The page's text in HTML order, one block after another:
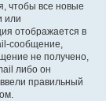
чтобы все новые
или
отображается в
сообщение,
не получено,
либо он
правильный